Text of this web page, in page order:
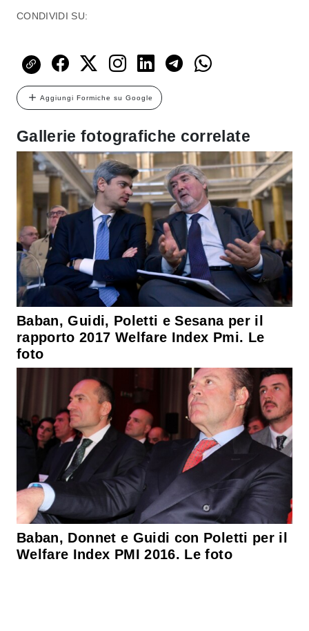
CONDIVIDI SU:
Aggiungi Formiche su Google
Gallerie fotografiche correlate
Baban, Guidi, Poletti e Sesana per il
rapporto 2017 Welfare Index Pmi. Le
foto
Baban, Donnet e Guidi con Poletti per il
Welfare Index PMI 2016. Le foto